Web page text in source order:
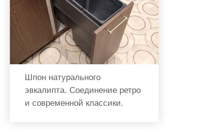
Шпон натурального
эвкалипта. Соединение ретро
и современной классики.